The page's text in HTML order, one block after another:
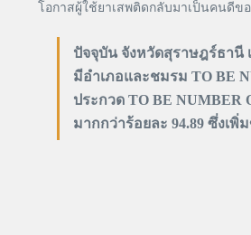
โอกาสผู้ใช้ยาเสพติดกลับมาเป็นคนดีข
ปัจจุบัน จังหวัดสุราษฎร์ธานี
มีอำเภอและชมรม TO BE
ประกวด TO BE NUMBER
มากกว่าร้อยละ 94.89 ซึ่งเพิ่